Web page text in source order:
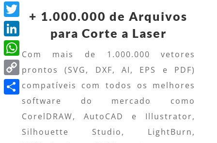
+ 1.000.000 de Arquivos
para Corte a Laser
Com mais de 1.000.000 vetores
prontos (SVG, DXF, AI, EPS e PDF)
compatíveis com todos os melhores
software do mercado como
CorelDRAW, AutoCAD e Illustrator,
Silhouette Studio, LightBurn,
Facebook
Twitter
LinkedIn
WhatsApp
Copy
Share